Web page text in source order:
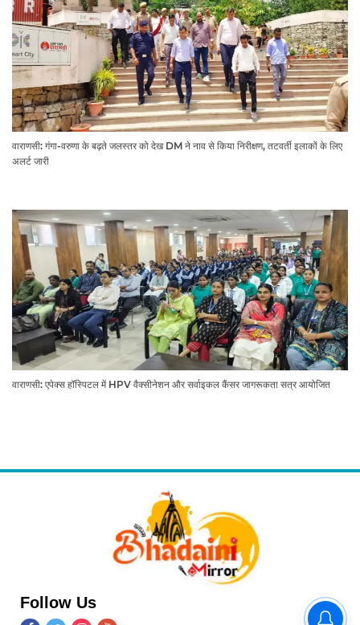
वाराणसी: गंगा-वरुणा के बढ़ते जलस्तर को देख DM ने नाव से किया निरीक्षण, तटवर्ती इलाकों के लिए
अलर्ट जारी
वाराणसी: एपेक्स हॉस्पिटल में HPV वैक्सीनेशन और सर्वाइकल कैंसर जागरूकता सत्र आयोजित
Follow Us